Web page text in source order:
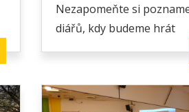
Nezapomeňte si
diářů, kdy budeme hrát